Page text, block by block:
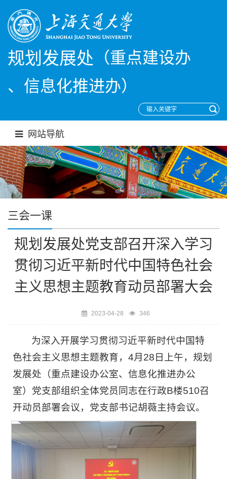
规划发展处 （重点建设办
、信息化推进办）
网站导航
三会一课
规划发展处党支部召开深入学习
贯彻习近平新时代中国特色社会
主义思想主题教育动员部署大会
2023-04-28 346
为深入开展学习贯彻习近平新时代中国特
色社会主义思想主题教育，4月28日上午，规划
发展处（重点建设办公室、信息化推进办公
室）党支部组织全体党员同志在行政B楼510召
开动员部署会议，党支部书记胡薇主持会议。